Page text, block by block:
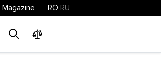
Magazine RO RU